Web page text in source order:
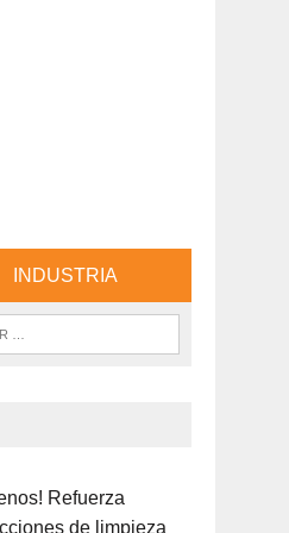
INDUSTRIA
Refuerza
de limpieza